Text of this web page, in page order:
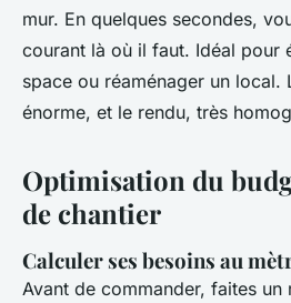
mur. En quelques secondes,
courant là où il faut. Idéal pour
space ou réaménager un local.
énorme, et le rendu, très
Optimisation du
de chantier
Calculer ses besoins au
Avant de commander, faites un